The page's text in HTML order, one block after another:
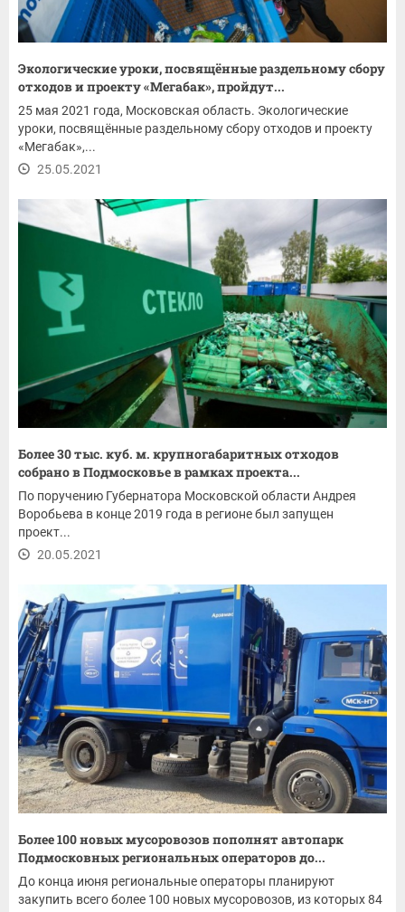
Экологические уроки, посвящённые раздельному сбору
отходов и проекту «Мегабак», пройдут...
25 мая 2021 года, Московская область. Экологические
уроки, посвящённые раздельному сбору отходов и проекту
«Мегабак»,...
25.05.2021
Более 30 тыс. куб. м. крупногабаритных отходов
собрано в Подмосковье в рамках проекта...
По поручению Губернатора Московской области Андрея
Воробьева в конце 2019 года в регионе был запущен
проект...
20.05.2021
Более 100 новых мусоровозов пополнят автопарк
Подмосковных региональных операторов до...
До конца июня региональные операторы планируют
закупить всего более 100 новых мусоровозов, из которых 84